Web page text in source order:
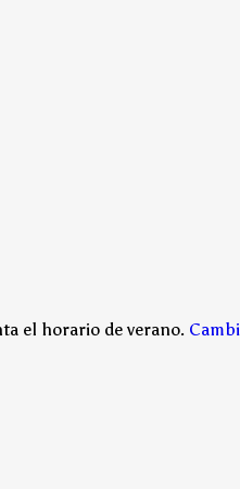
el horario de verano.